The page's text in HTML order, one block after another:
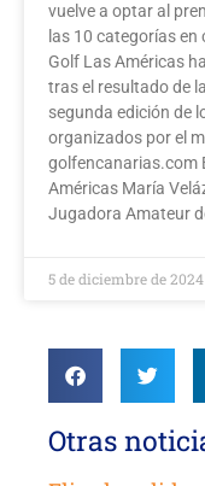
vuelve a optar al
las 10 categorías
Golf Las Américas
tras el resultado de
segunda edición de
organizados por el
golfencanarias.com
Américas María
Jugadora Amateur
5 de diciembre de 2024
Otras